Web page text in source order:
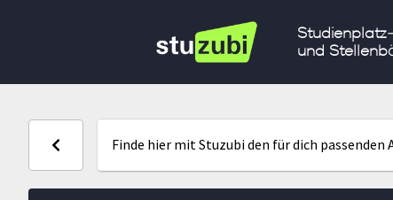
Studienplatz-
und
Finde hier mit Stuzubi den für dich